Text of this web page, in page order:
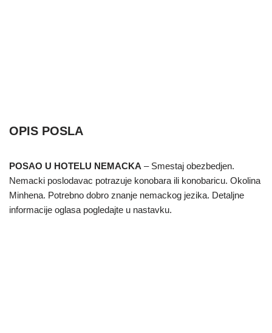
OPIS POSLA
POSAO U HOTELU NEMACKA – Smestaj obezbedjen.
Nemacki poslodavac potrazuje konobara ili konobaricu. Okolina
Minhena. Potrebno dobro znanje nemackog jezika. Detaljne
informacije oglasa pogledajte u nastavku.